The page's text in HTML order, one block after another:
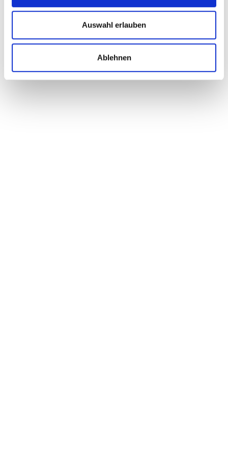
Auswahl erlauben
Ablehnen